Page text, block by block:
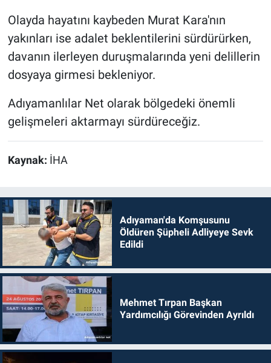
Olayda hayatını kaybeden Murat Kara'nın
yakınları ise adalet beklentilerini sürdürürken,
davanın ilerleyen duruşmalarında yeni delillerin
dosyaya girmesi bekleniyor.
Adıyamanlılar Net olarak bölgedeki önemli
gelişmeleri aktarmayı sürdüreceğiz.
Kaynak: İHA
Adıyaman'da Komşusunu
Öldüren Şüpheli Adliyeye Sevk
Edildi
Mehmet Tırpan Başkan
Yardımcılığı Görevinden Ayrıldı